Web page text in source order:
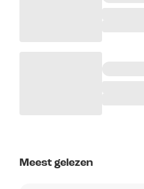
Meest gelezen